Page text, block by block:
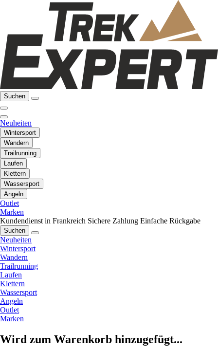
Suchen
Neuheiten
Wintersport
Wandern
Trailrunning
Laufen
Klettern
Wassersport
Angeln
Outlet
Marken
Kundendienst in Frankreich Sichere Zahlung Einfache Rückgabe
Suchen
Neuheiten
Wintersport
Wandern
Trailrunning
Laufen
Klettern
Wassersport
Angeln
Outlet
Marken
Wird zum Warenkorb hinzugefügt...